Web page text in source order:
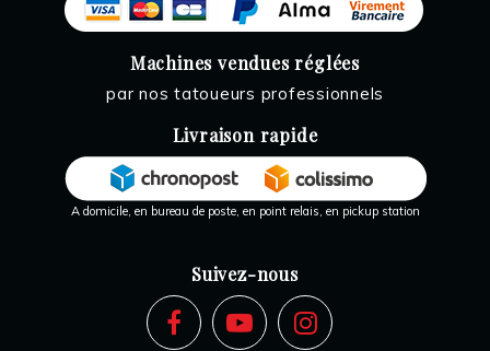
Machines vendues réglées
par nos tatoueurs professionnels
Livraison rapide
A domicile, en bureau de poste, en point relais, en pickup station
Suivez-nous